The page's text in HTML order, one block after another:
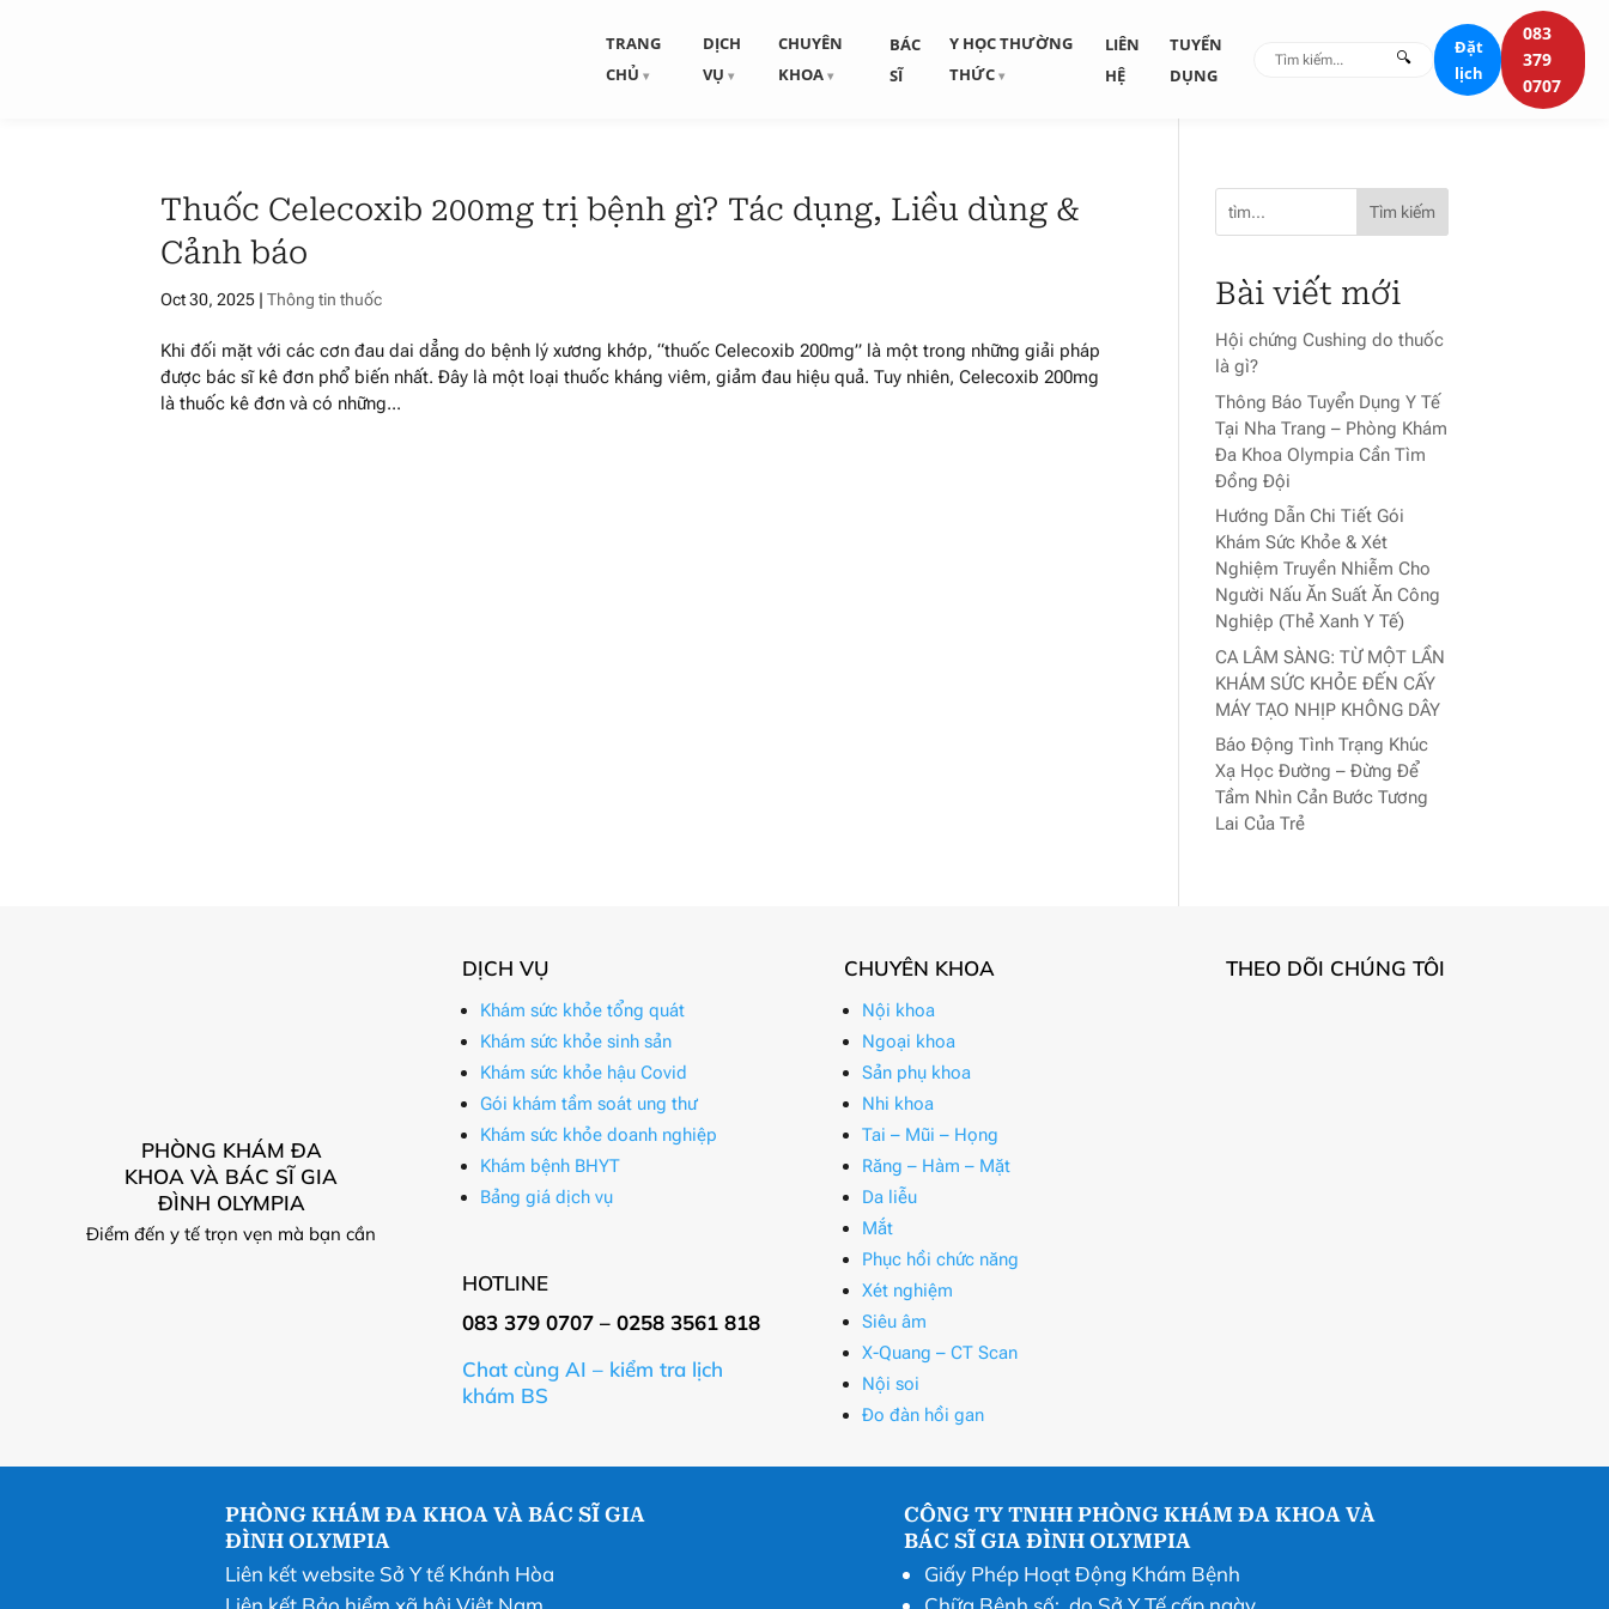
TRANG
CHỦ
DỊCH
VỤ
CHUYÊN
KHOA
BÁC
SĨ
Y HỌC THƯỜNG
THỨC
LIÊN
HỆ
TUYỂN
DỤNG
🔍
Đặt
lịch
083
379
0707
Thuốc Celecoxib 200mg trị bệnh gì? Tác dụng, Liều dùng &
Cảnh báo
Oct 30, 2025 |Thông tin thuốc
Khi đối mặt với các cơn đau dai dẳng do bệnh lý xương khớp, “thuốc Celecoxib 200mg” là một trong những giải pháp
được bác sĩ kê đơn phổ biến nhất. Đây là một loại thuốc kháng viêm, giảm đau hiệu quả. Tuy nhiên, Celecoxib 200mg
là thuốc kê đơn và có những...
Tìm kiếm
Bài viết mới
Hội chứng Cushing do thuốc
là gì?
Thông Báo Tuyển Dụng Y Tế
Tại Nha Trang – Phòng Khám
Đa Khoa Olympia Cần Tìm
Đồng Đội
Hướng Dẫn Chi Tiết Gói
Khám Sức Khỏe & Xét
Nghiệm Truyền Nhiễm Cho
Người Nấu Ăn Suất Ăn Công
Nghiệp (Thẻ Xanh Y Tế)
CA LÂM SÀNG: TỪ MỘT LẦN
KHÁM SỨC KHỎE ĐẾN CẤY
MÁY TẠO NHỊP KHÔNG DÂY
Báo Động Tình Trạng Khúc
Xạ Học Đường – Đừng Để
Tầm Nhìn Cản Bước Tương
Lai Của Trẻ
PHÒNG KHÁM ĐA
KHOA VÀ BÁC SĨ GIA
ĐÌNH OLYMPIA
Điểm đến y tế trọn vẹn mà bạn cần
DỊCH VỤ
Khám sức khỏe tổng quát
Khám sức khỏe sinh sản
Khám sức khỏe hậu Covid
Gói khám tầm soát ung thư
Khám sức khỏe doanh nghiệp
Khám bệnh BHYT
Bảng giá dịch vụ
HOTLINE
083 379 0707 – 0258 3561 818
Chat cùng AI – kiểm tra lịch
khám BS
CHUYÊN KHOA
Nội khoa
Ngoại khoa
Sản phụ khoa
Nhi khoa
Tai – Mũi – Họng
Răng – Hàm – Mặt
Da liễu
Mắt
Phục hồi chức năng
Xét nghiệm
Siêu âm
X-Quang – CT Scan
Nội soi
Đo đàn hồi gan
THEO DÕI CHÚNG TÔI
PHÒNG KHÁM ĐA KHOA VÀ BÁC SĨ GIA
ĐÌNH OLYMPIA
Liên kết website Sở Y tế Khánh Hòa
CÔNG TY TNHH PHÒNG KHÁM ĐA KHOA VÀ
BÁC SĨ GIA ĐÌNH OLYMPIA
Giấy Phép Hoạt Động Khám Bệnh